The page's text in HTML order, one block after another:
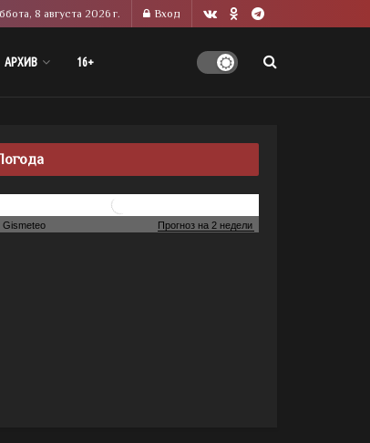
8 августа 2026 г. Вход
АРХИВ 16+